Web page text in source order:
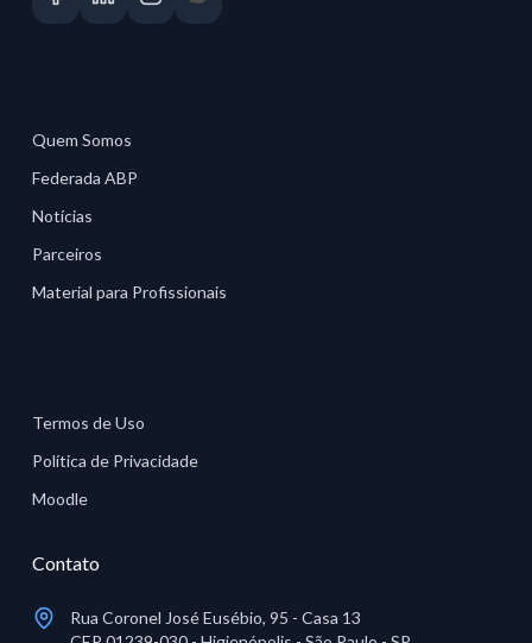
Quem Somos
Federada ABP
Notícias
Parceiros
Material para Profissionais
Termos de Uso
Política de Privacidade
Moodle
Contato
Rua Coronel José Eusébio, 95 - Casa 13